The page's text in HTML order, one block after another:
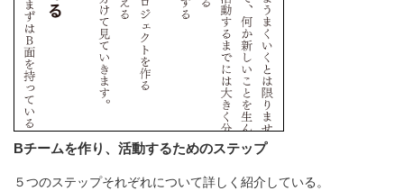
Bチームを作り、活動するためのステップ
５つのステップそれぞれについて詳しく紹介している。